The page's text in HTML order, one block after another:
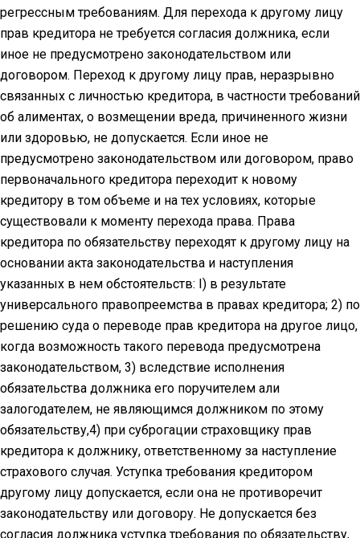
регрессным требованиям. Для перехода к другому лицу
прав кредитора не требуется согласия должника, если
иное не предусмотрено законодательством или
договором. Переход к другому лицу прав, неразрывно
связанных с личностью кредитора, в частности требований
об алиментах, о возмещении вреда, причиненного жизни
или здоровью, не допускается. Если иное не
предусмотрено законодательством или договором, право
первоначального кредитора переходит к новому
кредитору в том объеме и на тех условиях, которые
существовали к моменту перехода права. Права
кредитора по обязательству переходят к другому лицу на
основании акта законодательства и наступления
указанных в нем обстоятельств: I) в результате
универсального правопреемства в правах кредитора; 2) по
решению суда о переводе прав кредитора на другое лицо,
когда возможность такого перевода предусмотрена
законодательством, 3) вследствие исполнения
обязательства должника его поручителем али
залогодателем, не являющимся должником по этому
обязательству,4) при суброгации страховщику прав
кредитора к должнику, ответственному за наступление
страхового случая. Уступка требования кредитором
другому лицу допускается, если она не противоречит
законодательству или договору. Не допускается без
согласия должника уступка требования по обязательству,